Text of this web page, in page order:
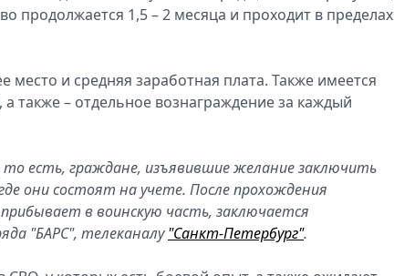
продолжается 1,5 – 2 месяца и проходит в пределах
и средняя заработная плата. Также имеется
также – отдельное вознаграждение за каждый
есть, граждане, изъявившие желание заключить
они состоят на учете. После прохождения
в воинскую часть, заключается
"БАРС", телеканалу"Санкт-Петербург".